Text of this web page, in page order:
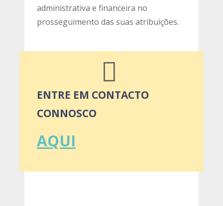
administrativa e financeira no
prosseguimento das suas atribuições.
ENTRE EM CONTACTO
CONNOSCO
AQUI